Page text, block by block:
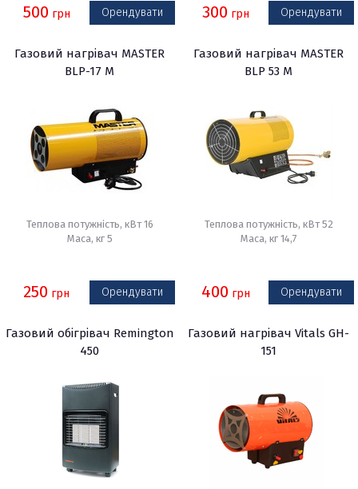
500 грн Орендувати 300 грн Орендувати
Газовий нагрівач MASTER
BLP-17 M
Теплова потужність, кВт 16
Маса, кг 5
250 грн Орендувати
Газовий нагрівач MASTER
BLP 53 M
Теплова потужність, кВт 52
Маса, кг 14,7
400 грн Орендувати
Газовий обігрівач Remington
450
Газовий нагрівач Vitals GH-
151